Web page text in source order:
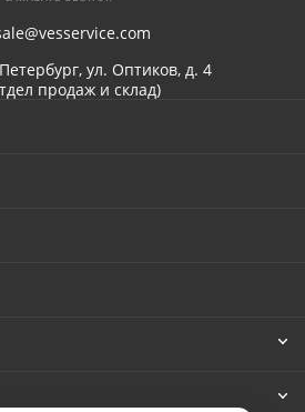
ул. Оптиков, д. 4
продаж и склад)